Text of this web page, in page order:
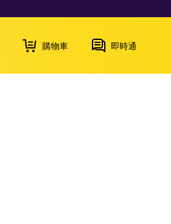
購物車 即時通